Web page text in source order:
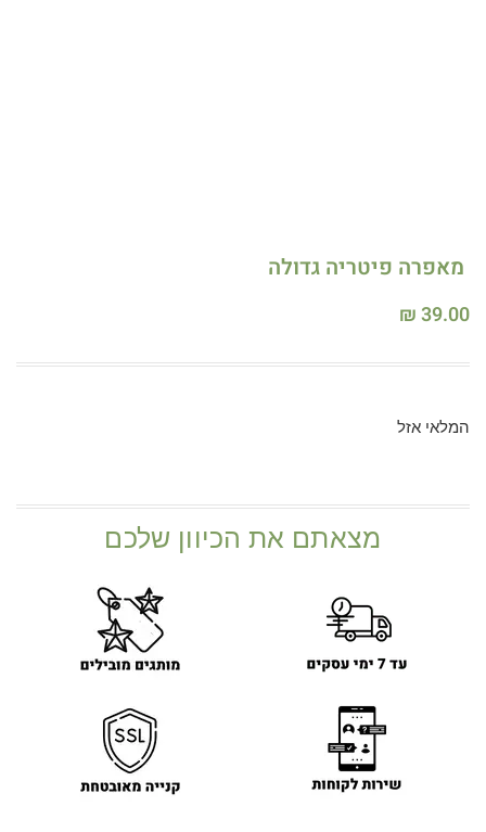
מאפרה פיטריה גדולה
₪39.00
המלאי אזל
מצאתם את הכיוון שלכם